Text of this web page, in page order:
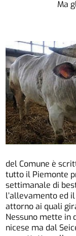
Ma
del Comune è
tutto il Piemonte
settimanale di
l’allevamento ed
attorno ai quali
Nessuno mette in
nicese ma dal